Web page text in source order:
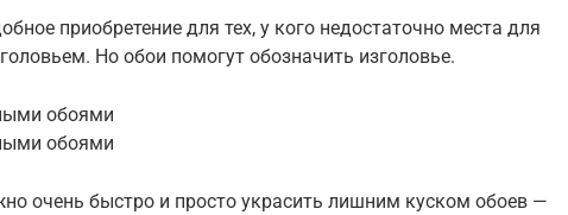
приобретение для тех, у кого недостаточно места для
Но обои помогут обозначить изголовье.
обоями
обоями
очень быстро и просто украсить лишним куском обоев —